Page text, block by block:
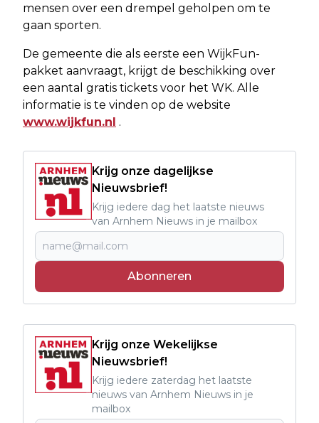
mensen over een drempel geholpen om te
gaan sporten.
De gemeente die als eerste een WijkFun-
pakket aanvraagt, krijgt de beschikking over
een aantal gratis tickets voor het WK. Alle
informatie is te vinden op de website
www.wijkfun.nl .
Krijg onze dagelijkse
Nieuwsbrief!
Krijg iedere dag het laatste nieuws
van Arnhem Nieuws in je mailbox
Abonneren
Krijg onze Wekelijkse
Nieuwsbrief!
Krijg iedere zaterdag het laatste
nieuws van Arnhem Nieuws in je
mailbox